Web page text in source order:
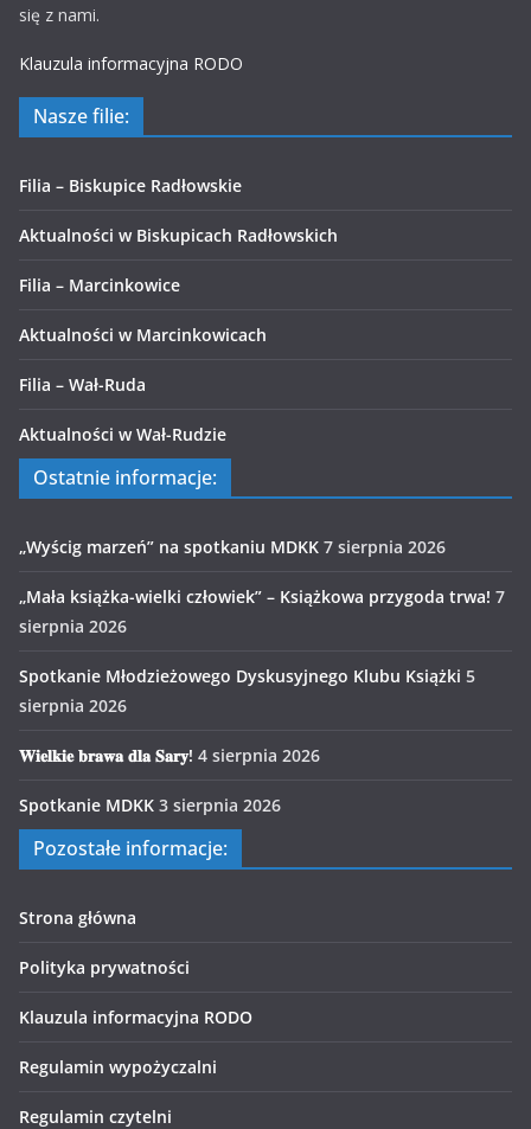
się z nami.
Klauzula informacyjna RODO
Nasze filie:
Filia – Biskupice Radłowskie
Aktualności w Biskupicach Radłowskich
Filia – Marcinkowice
Aktualności w Marcinkowicach
Filia – Wał-Ruda
Aktualności w Wał-Rudzie
Ostatnie informacje:
„Wyścig marzeń” na spotkaniu MDKK 7 sierpnia 2026
„Mała książka-wielki człowiek” – Książkowa przygoda trwa! 7
sierpnia 2026
Spotkanie Młodzieżowego Dyskusyjnego Klubu Książki 5
sierpnia 2026
𝐖𝐢𝐞𝐥𝐤𝐢𝐞 𝐛𝐫𝐚𝐰𝐚 𝐝𝐥𝐚 𝐒𝐚𝐫𝐲! 4 sierpnia 2026
Spotkanie MDKK 3 sierpnia 2026
Pozostałe informacje:
Strona główna
Polityka prywatności
Klauzula informacyjna RODO
Regulamin wypożyczalni
Regulamin czytelni